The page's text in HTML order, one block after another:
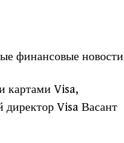
финансовые новости
картами Visa,
Visa Васант